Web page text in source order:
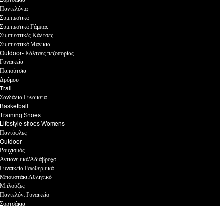
Παντελόνια
Συμπιεστικά
Συμπιεστικά Γάμπας
Συμπιεστικές Κάλτσες
Συμπιεστικά Μανίκια
Outdoor- Κάλτσες πεζοπορίας
Γυναικεία
Παπούτσια
Δρόμου
Trail
Σανδάλια Γυναικεία
Basketball
Training Shoes
Lifestyle shoes Womens
Παντόφλες
Outdoor
Ρουχισμός
Αντιανεμικά/Αδιάβροχα
Γυναικεία Εσωθερμικά
Μπουστάκι Αθλητικό
Μπλούζες
Παντελόνι Γυναικείο
Σορτσάκια